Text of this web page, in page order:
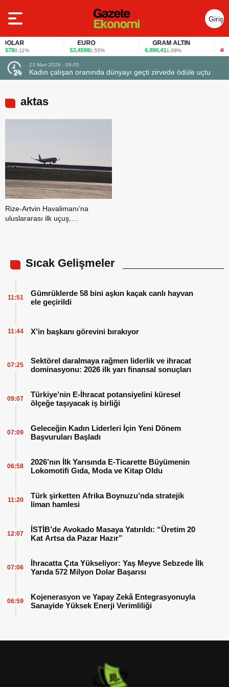
Giriş
Yap
0,11%
EURO
53,45980,55%
GRAM ALTIN
6.890,411,09% 40,65
23 Mart 2026 - 09:05
Kadın çalışan oranında dünyayı geçti zirvede ödüle uçtu
aktas
Rize-Artvin Havalimanı’na
uluslararası ilk uçuş,
Sıcak Gelişmeler
Gümrüklerde 58 bini aşkın kaçak canlı hayvan
ele geçirildi
11:51
X’in başkanı görevini bırakıyor
11:44
Sektörel daralmaya rağmen liderlik ve ihracat
dominasyonu: 2026 ilk yarı finansal sonuçları
07:25
Türkiye’nin E-İhracat potansiyelini küresel
ölçeğe taşıyacak iş birliği
09:07
Geleceğin Kadın Liderleri İçin Yeni Dönem
Başvuruları Başladı
07:09
2026’nın İlk Yarısında E-Ticarette Büyümenin
Lokomotifi Gıda, Moda ve Kitap Oldu
06:58
Türk şirketten Afrika Boynuzu’nda stratejik
liman hamlesi
11:20
İSTİB’de Avokado Masaya Yatırıldı: “Üretim 20
Kat Artsa da Pazar Hazır”
12:07
İhracatta Çıta Yükseliyor: Yaş Meyve Sebzede İlk
Yarıda 572 Milyon Dolar Başarısı
07:06
Kojenerasyon ve Yapay Zekâ Entegrasyonuyla
Sanayide Yüksek Enerji Verimliliği
06:59